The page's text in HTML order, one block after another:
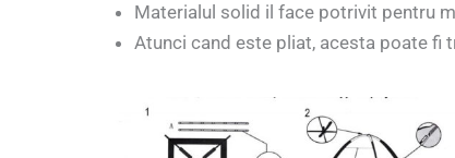
Materialul solid il face potrivit pentru
Atunci cand este pliat, acesta poate fi